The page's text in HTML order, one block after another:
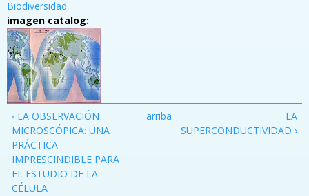
Biodiversidad
imagen catalog:
‹ LA OBSERVACIÓN
MICROSCÓPICA: UNA
PRÁCTICA
IMPRESCINDIBLE PARA
EL ESTUDIO DE LA
CÉLULA
arriba
LA
SUPERCONDUCTIVIDAD ›